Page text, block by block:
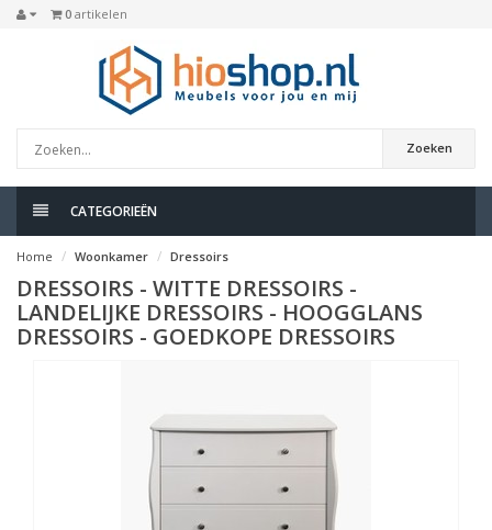
0 artikelen
Zoeken
CATEGORIEËN
Home Woonkamer Dressoirs
DRESSOIRS - WITTE DRESSOIRS -
LANDELIJKE DRESSOIRS - HOOGGLANS
DRESSOIRS - GOEDKOPE DRESSOIRS